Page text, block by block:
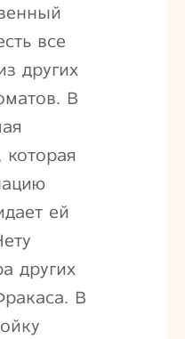
все
других
В
ей
других
В